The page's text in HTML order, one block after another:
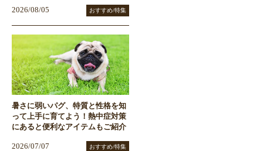
2026/08/05 おすすめ/特集
暑さに弱いパグ、特質と性格を知
って上手に育てよう！熱中症対策
にあると便利なアイテムもご紹介
2026/07/07 おすすめ/特集